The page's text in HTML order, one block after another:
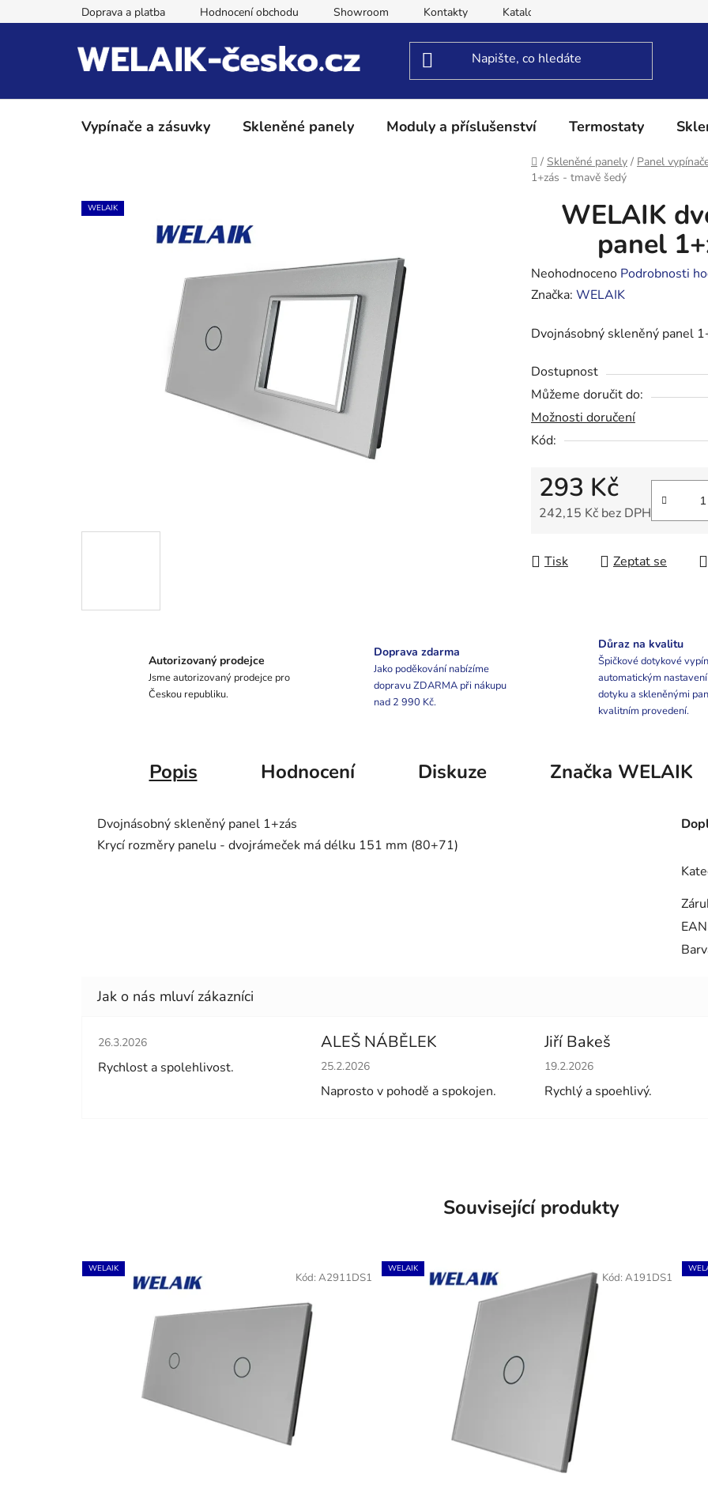
na
Doprava a platba Hodnocení obchodu Showroom Kontakty Katalog
Vypínače a zásuvky Skleněné panely Moduly a příslušenství Termostaty
Domů
/ Skleněné panely / Panel
1+zás - tmavě šedý
WELAIK
panel
Průměrné
hodnocení
je
z
5
hvězdiček.
Neohodnoceno Podrobnosti
Značka: WELAIK
Dvojnásobný skleněný panel
Dostupnost
Můžeme doručit do:
Možnosti doručení
Kód:
293 Kč
242,15 Kč bez DPH
Tisk Zeptat se
WELAIK
Autorizovaný prodejce
Jsme autorizovaný prodejce pro
Českou republiku.
Doprava zdarma
Jako poděkování nabízíme
dopravu ZDARMA při nákupu
nad 2 990 Kč.
Důraz na kvalitu
Špičkové dotykové
automatickým
dotyku a skleněnými
kvalitním provedení.
Popis Hodnocení Diskuze Značka WELAIK
Dvojnásobný skleněný panel 1+zás
Krycí rozměry panelu - dvojrámeček má délku 151 mm (80+71)
EAN
Hodnocení obchodu je 5 z 5 hvězdiček.
26.3.2026
Rychlost a spolehlivost.
ALEŠ NÁBĚLEK
Hodnocení obchodu je 5 z 5 hvězdiček.
25.2.2026
Naprosto v pohodě a spokojen.
Jiří Bakeš
Hodnocení obchodu je 5 z 5
19.2.2026
Rychlý a spoehlivý.
Související produkty
WELAIK
Kód:A2911DS1
WELAIK
Kód: A191DS1